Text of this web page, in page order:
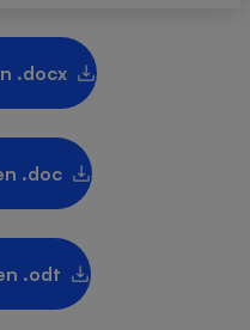
.docx
.doc
.odt
Climatiseur -
Ventilateur